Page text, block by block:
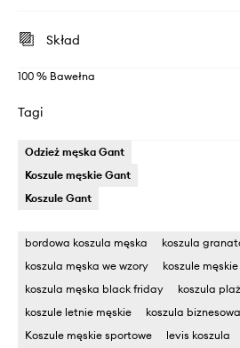
Skład
100 % Bawełna
Tagi
Odzież męska Gant
Koszule męskie Gant
Koszule Gant
bordowa koszula męska
koszula
koszula męska we wzory
koszule
koszula męska black friday
koszula
koszule letnie męskie
koszula
Koszule męskie sportowe
levis koszula